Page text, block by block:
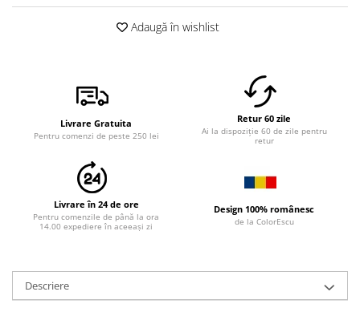
Adaugă în wishlist
Livrare Gratuita
Pentru comenzi de peste 250 lei
Retur 60 zile
Ai la dispoziție 60 de zile pentru
retur
Livrare în 24 de ore
Pentru comenzile de până la ora
14.00 expediere în aceeași zi
Design 100% românesc
de la ColorEscu
Descriere